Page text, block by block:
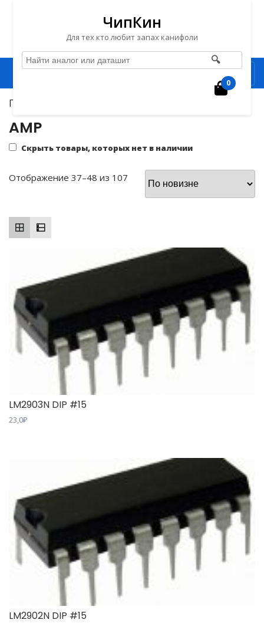
Перейти
содержимому
ЧипКин
Для тех кто любит запах канифоли
🔍
0
Главная
AMP
Скрыть товары, которых нет в наличии
Отображение 37–48 из 107
LM2903N DIP #15
23,0₽
LM2902N DIP #15